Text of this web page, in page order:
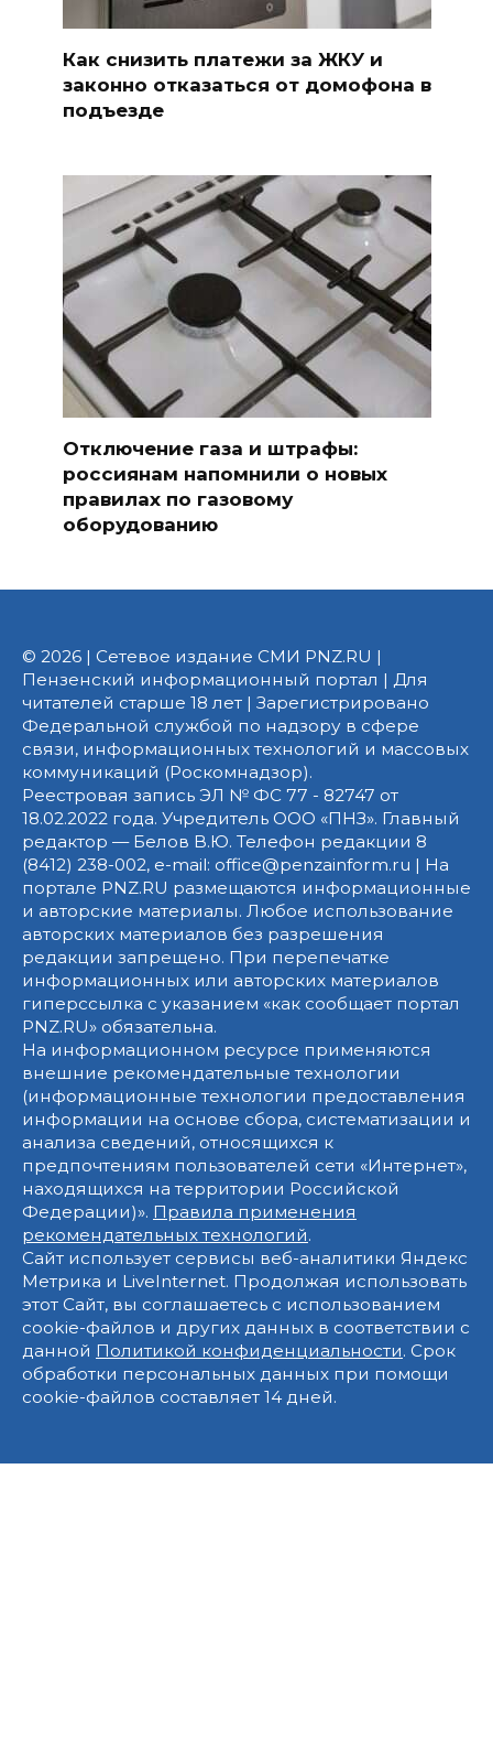
Как снизить платежи за ЖКУ и
законно отказаться от домофона в
подъезде
Отключение газа и штрафы:
россиянам напомнили о новых
правилах по газовому
оборудованию
© 2026 | Сетевое издание СМИ PNZ.RU |
Пензенский информационный портал | Для
читателей старше 18 лет | Зарегистрировано
Федеральной службой по надзору в сфере
связи, информационных технологий и массовых
коммуникаций (Роскомнадзор).
Реестровая запись ЭЛ № ФС 77 - 82747 от
18.02.2022 года. Учредитель ООО «ПНЗ». Главный
редактор — Белов В.Ю. Телефон редакции 8
(8412) 238-002, e-mail: office@penzainform.ru | На
портале PNZ.RU размещаются информационные
и авторские материалы. Любое использование
авторских материалов без разрешения
редакции запрещено. При перепечатке
информационных или авторских материалов
гиперссылка с указанием «как сообщает портал
PNZ.RU» обязательна.
На информационном ресурсе применяются
внешние рекомендательные технологии
(информационные технологии предоставления
информации на основе сбора, систематизации и
анализа сведений, относящихся к
предпочтениям пользователей сети «Интернет»,
находящихся на территории Российской
Федерации)». Правила применения
рекомендательных технологий.
Сайт использует сервисы веб-аналитики Яндекс
Метрика и LiveInternet. Продолжая использовать
этот Сайт, вы соглашаетесь с использованием
cookie-файлов и других данных в соответствии с
данной Политикой конфиденциальности. Срок
обработки персональных данных при помощи
cookie-файлов составляет 14 дней.